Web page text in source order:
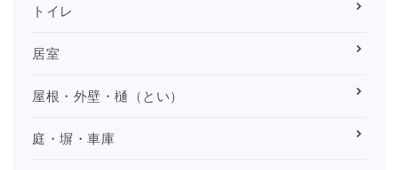
トイレ
居室
屋根・外壁・樋（とい）
庭・塀・車庫